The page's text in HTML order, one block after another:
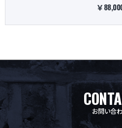
￥
お問い合